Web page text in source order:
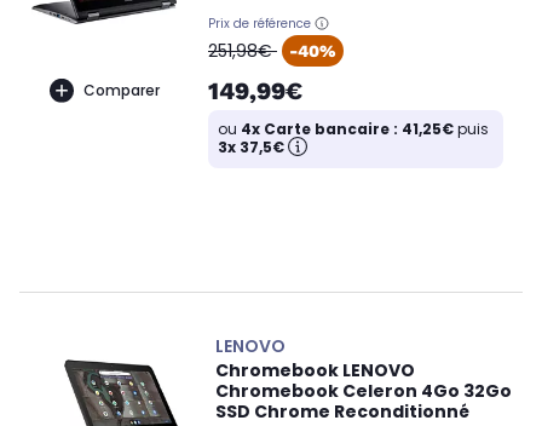
Comparer
Prix de référence
oldPrice
251,98€ -40%
149,99€
ou 4x Carte bancaire : 41,25€puis
3x 37,5€
LENOVO
Chromebook LENOVO
Chromebook Celeron 4Go 32Go
SSD Chrome Reconditionné